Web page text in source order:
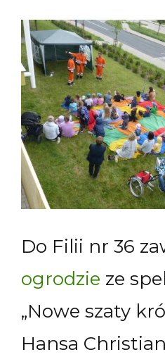
Do Filii nr 36
ogrodzie ze
„Nowe szaty
Hansa